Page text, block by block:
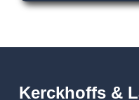
Kerckhoffs &